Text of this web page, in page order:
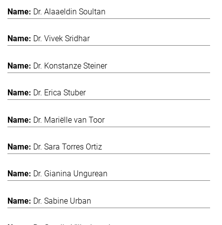
Dr. Alaaeldin Soultan
Dr. Vivek Sridhar
Dr. Konstanze Steiner
Dr. Erica Stuber
Dr. Mariëlle van Toor
Dr. Sara Torres Ortiz
Dr. Gianina Ungurean
Dr. Sabine Urban